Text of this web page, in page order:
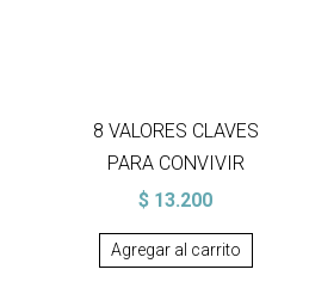
8 VALORES CLAVES
PARA CONVIVIR
$ 13.200
Agregar al carrito